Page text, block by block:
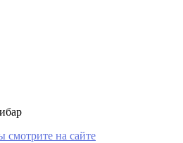
смотрите на сайте